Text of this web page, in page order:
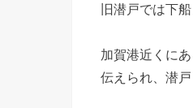
旧潜戸では下
加賀港近くに
伝えられ、潜